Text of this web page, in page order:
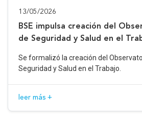
13/05/2026
BSE impulsa creación del
de Seguridad y Salud en el
Se formalizó la creación del
Seguridad y Salud en el Trabajo.
leer más +